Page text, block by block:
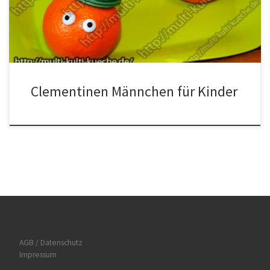
Clementinen Männchen befestigen und die Haribo Schnecke und
den Marshmallow auf den Zahnstocher ziehen so […]
Clementinen Männchen für Kinder
AGB / Datenschutz
Impressum